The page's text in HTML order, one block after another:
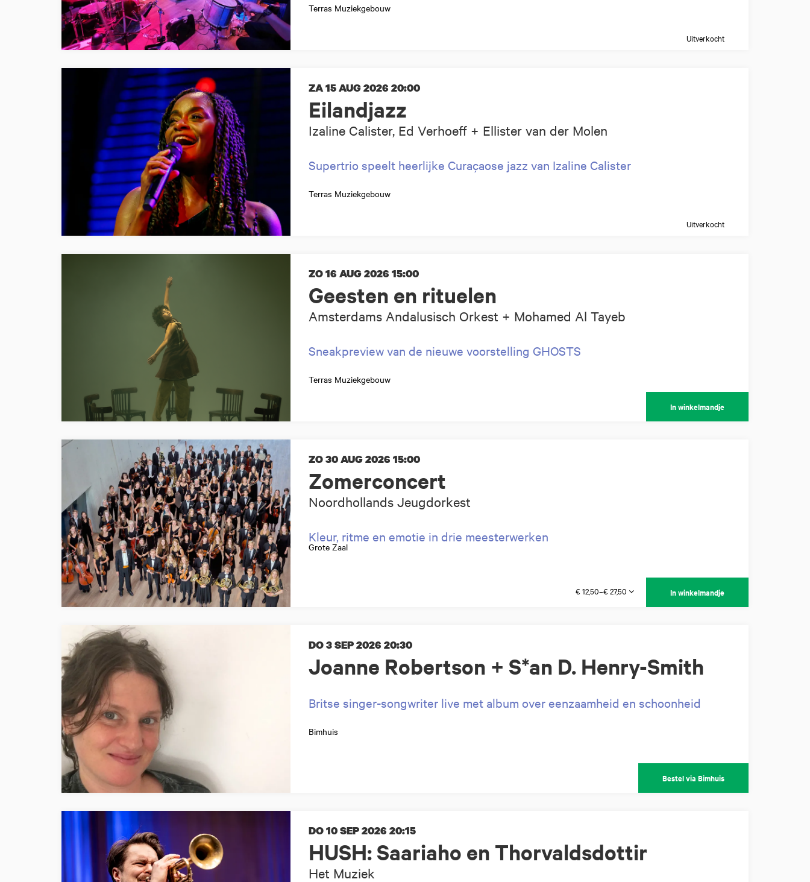
Terras Muziekgebouw
Uitverkocht
Eilandjazz
Izaline Calister, Ed Verhoeff + Ellister van der Molen
ZA 15 AUG 2026 20:00
Supertrio speelt heerlijke Curaçaose jazz van Izaline Calister
Terras Muziekgebouw
Uitverkocht
Geesten en rituelen
Amsterdams Andalusisch Orkest + Mohamed Al Tayeb
ZO 16 AUG 2026 15:00
Sneakpreview van de nieuwe voorstelling GHOSTS
Terras Muziekgebouw
In winkelmandje
Zomerconcert
Noordhollands Jeugdorkest
ZO 30 AUG 2026 15:00
Kleur, ritme en emotie in drie meesterwerken
Grote Zaal
€ 12,50–€ 27,50 In winkelmandje
Joanne Robertson + S*an D. Henry-Smith
DO 3 SEP 2026 20:30
Britse singer-songwriter live met album over eenzaamheid en schoonheid
Bimhuis
Bestel via Bimhuis
HUSH: Saariaho en Thorvaldsdottir
Het Muziek
DO 10 SEP 2026 20:15